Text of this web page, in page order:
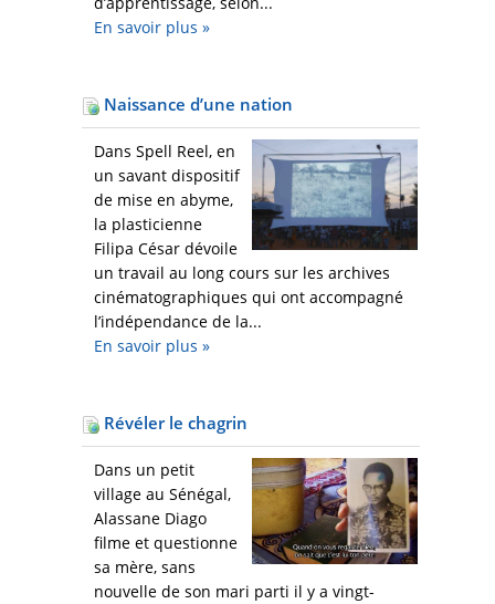
En savoir plus »
Naissance d’une nation
Dans Spell Reel, en
un savant dispositif
de mise en abyme,
la plasticienne
Filipa César dévoile
un travail au long cours sur les archives
cinématographiques qui ont accompagné
l’indépendance de la...
En savoir plus »
Révéler le chagrin
Dans un petit
village au Sénégal,
Alassane Diago
filme et questionne
sa mère, sans
nouvelle de son mari parti il y a vingt-